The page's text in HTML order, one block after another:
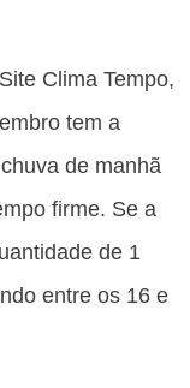
Clima Tempo,
tem a
de manhã
firme. Se a
de 1
entre os 16 e